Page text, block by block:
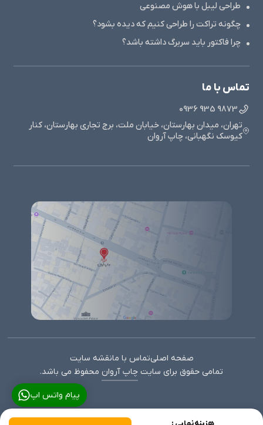
پیام واتس اپ
طراحی لیبل با هوش مصنوعی
چگونه تراکت را طراحی کنیم که دیده بشود؟
چرا فاکتور باید سربرگ داشته باشد؟
تماس با ما
9873 935 0936
تهران، میدان بهارستان، خیابان ملت، برج تجاری بهارستان، کنار
کیوسک نگهبانی، چاپ آروان
صفحه اصلیتماس با مانقشه سایت
تمامی حقوق برای سایت چاپ آروان محفوظ می باشد.